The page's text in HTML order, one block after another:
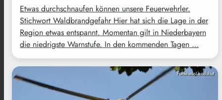
Etwas durchschnaufen können unsere Feuerwehrler.
Stichwort Waldbrandgefahr Hier hat sich die Lage in der
Region etwas entspannt. Momentan gilt in Niederbayern
die niedrigste Warnstufe. In den kommenden Tagen …
FunkhausLandshut